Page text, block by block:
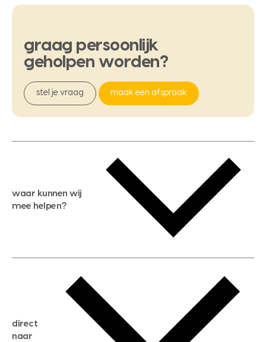
graag persoonlijk
geholpen worden?
stel je vraag maak een afspraak
waar kunnen wij
mee helpen?
gratis zoekservice
huis verkopen
huis kopen
direct
naar